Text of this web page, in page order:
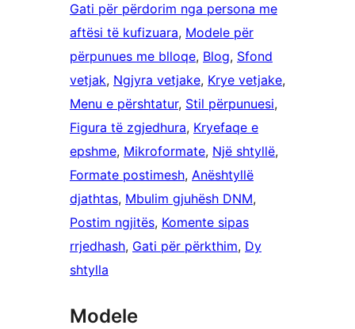
Gati për përdorim nga persona me
aftësi të kufizuara, Modele për
përpunues me blloqe, Blog, Sfond
vetjak, Ngjyra vetjake, Krye vetjake
Menu e përshtatur, Stil përpunuesi
Figura të zgjedhura, Kryefaqe e
epshme, Mikroformate, Një shtyllë
Formate postimesh, Anështyllë
djathtas, Mbulim gjuhësh DNM
Postim ngjitës, Komente sipas
rrjedhash, Gati për përkthim, Dy
shtylla
Modele